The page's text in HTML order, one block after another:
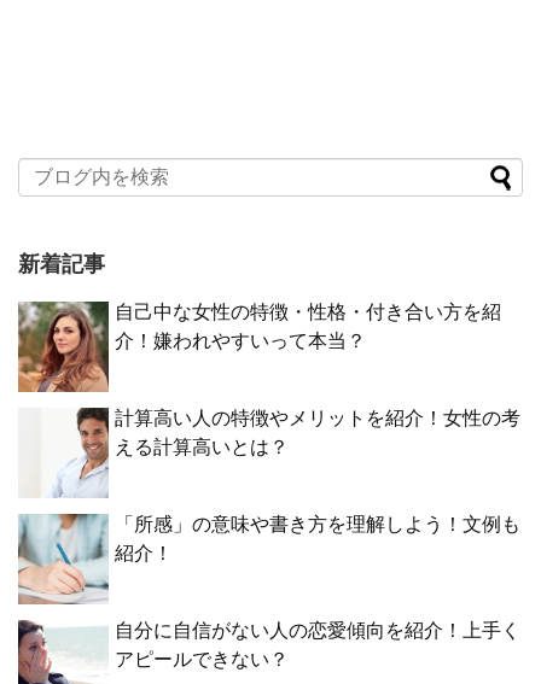
新着記事
自己中な女性の特徴・性格・付き合い方を紹
介！嫌われやすいって本当？
計算高い人の特徴やメリットを紹介！女性の考
える計算高いとは？
「所感」の意味や書き方を理解しよう！文例も
紹介！
自分に自信がない人の恋愛傾向を紹介！上手く
アピールできない？